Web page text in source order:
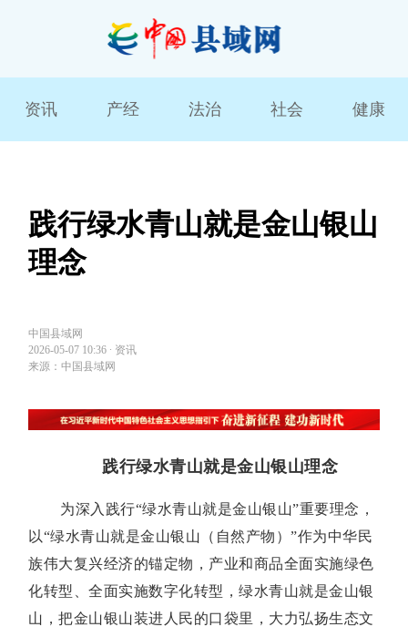
资讯 产经 法治 社会 健康
践行绿水青山就是金山银山
理念
中国县域网
2026-05-07 10:36 ∙ 资讯
来源：中国县域网
践行绿水青山就是金山银山理念
为深入践行“绿水青山就是金山银山”重要理念，
以“绿水青山就是金山银山（自然产物）”作为中华民
族伟大复兴经济的锚定物，产业和商品全面实施绿色
化转型、全面实施数字化转型，绿水青山就是金山银
山，把金山银山装进人民的口袋里，大力弘扬生态文